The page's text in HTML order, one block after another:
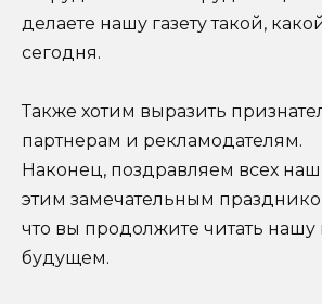
делаете нашу газету такой,
сегодня.
Также хотим выразить
партнерам и рекламодателям.
Наконец, поздравляем всех
этим замечательным
что вы продолжите читать нашу
будущем.